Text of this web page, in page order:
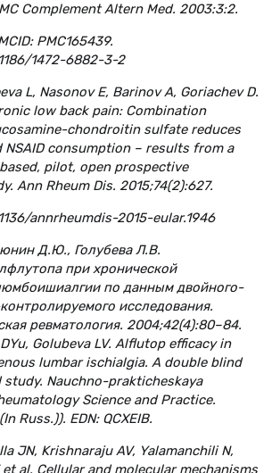
Complement Altern Med. 2003:3:2.
PMC165439.
1472-6882-3-2
L, Nasonov E, Barinov A, Goriachev D.
low back pain: Combination
chondroitin sulfate reduces
consumption – results from a
pilot, open prospective
Ann Rheum Dis. 2015;74(2):627.
annrheumdis-2015-eular.1946
Д.Ю., Голубева Л.В.
при хронической
по данным двойного-
исследования.
ревматология. 2004;42(4):80–84.
Golubeva LV. Alflutop efficacy in
lumbar ischialgia. A double blind
Nauchno-prakticheskaya
Science and Practice.
Russ.)). EDN: QCXEIB.
JN, Krishnaraju AV, Yalamanchili N,
et al. Cellular and molecular mechanisms